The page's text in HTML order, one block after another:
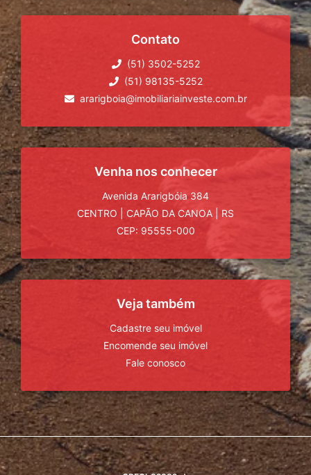
Contato
(51) 3502-5252
(51) 98135-5252
ararigboia@imobiliariainveste.com.br
Venha nos conhecer
Avenida Ararigbóia 384
CENTRO
CAPÃO DA CANOA
RS
CEP: 95555-000
Veja também
Cadastre seu imóvel
Encomende seu imóvel
Fale conosco